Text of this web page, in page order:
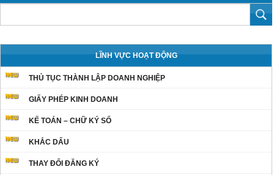
LĨNH VỰC HOẠT ĐỘNG
THỦ TỤC THÀNH LẬP DOANH NGHIỆP
GIẤY PHÉP KINH DOANH
KẾ TOÁN – CHỮ KÝ SỐ
KHẮC DẤU
THAY ĐỔI ĐĂNG KÝ